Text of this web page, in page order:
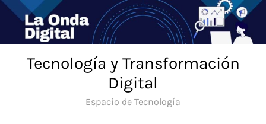
Saltar
contenido
Tecnología y Transformación
Digital
Espacio de Tecnología